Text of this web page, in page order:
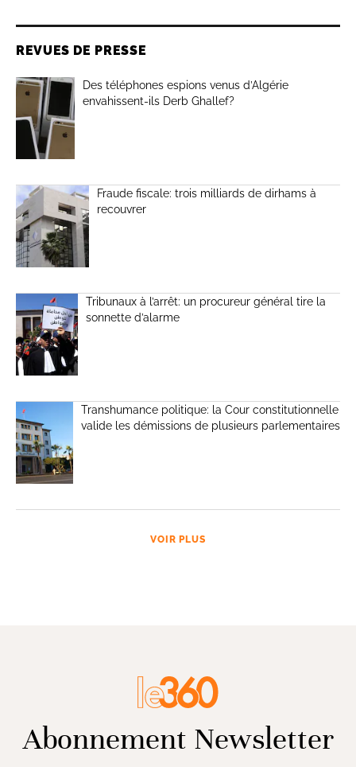
REVUES DE PRESSE
Des téléphones espions venus d’Algérie
envahissent-ils Derb Ghallef?
Fraude fiscale: trois milliards de dirhams à
recouvrer
Tribunaux à l’arrêt: un procureur général tire la
sonnette d’alarme
Transhumance politique: la Cour constitutionnelle
valide les démissions de plusieurs parlementaires
VOIR PLUS
Abonnement Newsletter